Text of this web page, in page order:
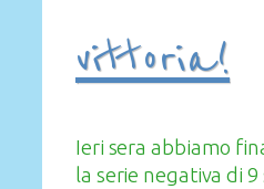
vittoria!
Ieri sera abbiamo
la serie negativa di